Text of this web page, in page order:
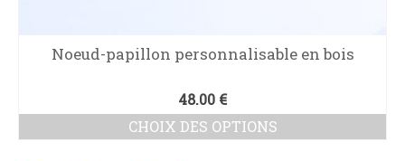
Noeud-papillon personnalisable en bois
48.00 €
CHOIX DES OPTIONS